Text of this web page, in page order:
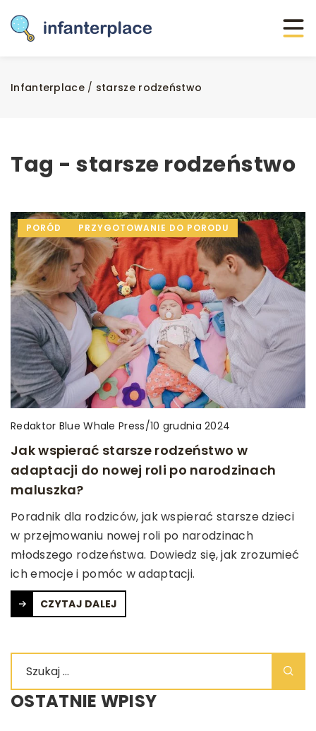
Infanterplace/ starsze rodzeństwo
Tag - starsze rodzeństwo
PORÓD PRZYGOTOWANIE DO PORODU
Redaktor Blue Whale Press/10 grudnia 2024
Jak wspierać starsze rodzeństwo w
adaptacji do nowej roli po narodzinach
maluszka?
Poradnik dla rodziców, jak wspierać starsze dzieci
w przejmowaniu nowej roli po narodzinach
młodszego rodzeństwa. Dowiedz się, jak zrozumieć
ich emocje i pomóc w adaptacji.
CZYTAJ DALEJ
OSTATNIE WPISY